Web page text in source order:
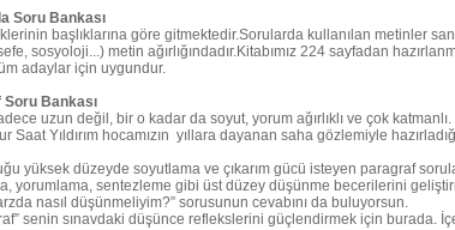
Soru Bankası
başlıklarına göre gitmektedir.Sorularda kullanılan metinler
sosyoloji...) metin ağırlığındadır.Kitabımız 224 sayfadan
adaylar için uygundur.
Bankası
uzun değil, bir o kadar da soyut, yorum ağırlıklı ve çok katmanlı.
Saat Yıldırım hocamızın yıllara dayanan saha gözlemiyle
yüksek düzeyde soyutlama ve çıkarım gücü isteyen paragraf
yorumlama, sentezleme gibi üst düzey düşünme becerilerini
nasıl düşünmeliyim?” sorusunun cevabını da buluyorsun.
senin sınavdaki düşünce reflekslerini güçlendirmek için burada.